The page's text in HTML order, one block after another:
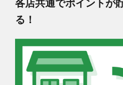
各店共通でポイントが
る！